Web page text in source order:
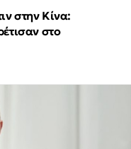
στην Κίνα:
στο